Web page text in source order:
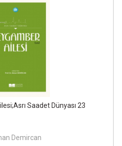
Saadet Dünyası 23
Demircan